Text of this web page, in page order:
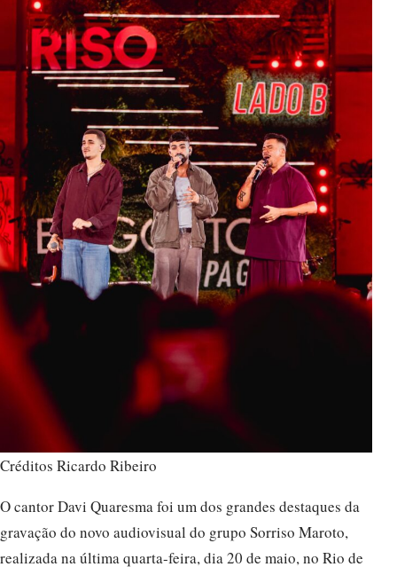
Créditos Ricardo Ribeiro
O cantor Davi Quaresma foi um dos grandes destaques da
gravação do novo audiovisual do grupo Sorriso Maroto,
realizada na última quarta-feira, dia 20 de maio, no Rio de